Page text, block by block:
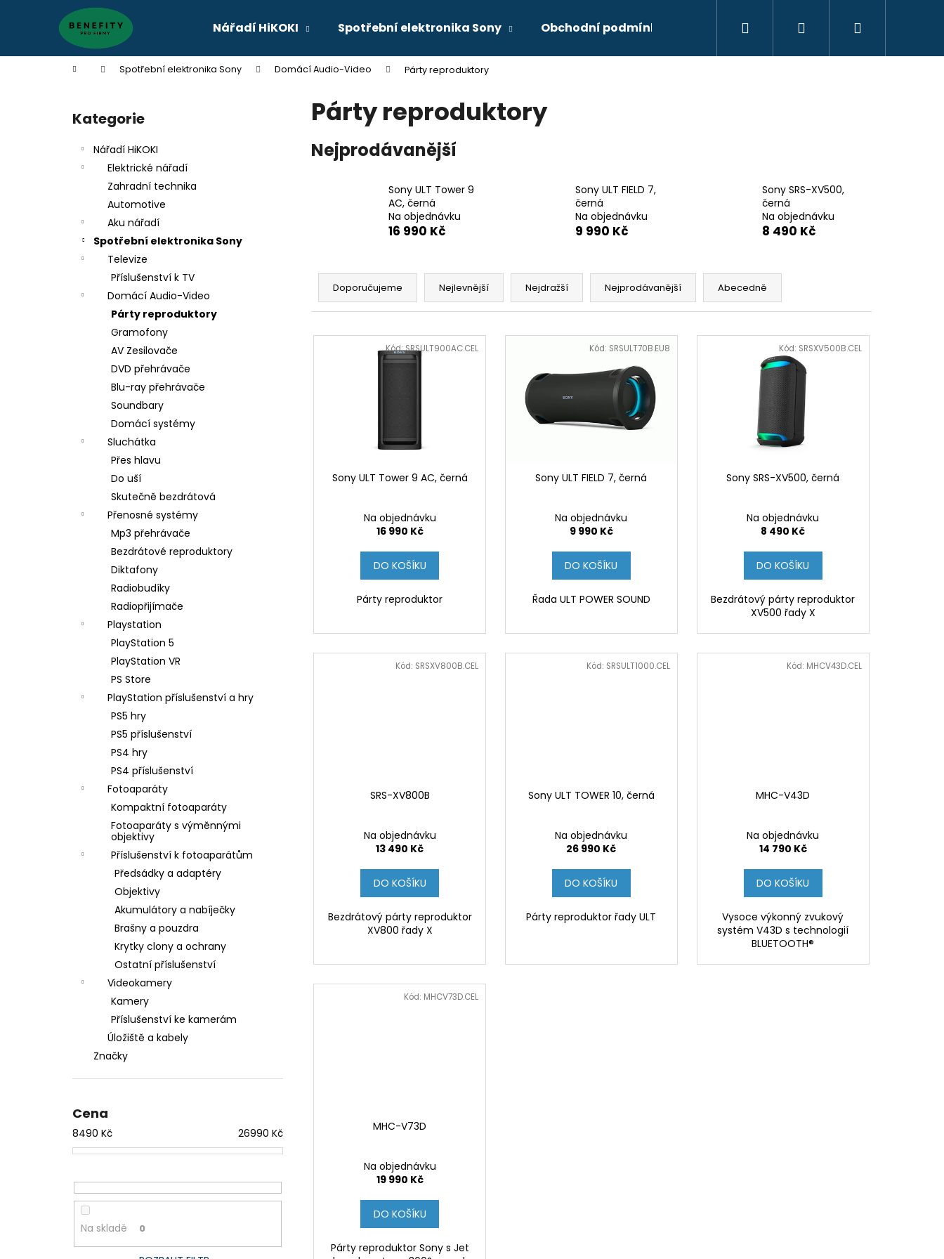
Nářadí HiKOKI Spotřební elektronika Sony Obchodní podmínky Moje objednávka Kontakty
Přihlášení
Domů Spotřební elektronika Sony Domácí Audio-Video Párty reproduktory
Přeskočit
kategorie
Kategorie
Nářadí HiKOKI
Elektrické nářadí
Zahradní technika
Automotive
Aku nářadí
Spotřební elektronika Sony
Televize
Příslušenství k TV
Domácí Audio-Video
Párty reproduktory
Gramofony
AV Zesilovače
DVD přehrávače
Blu-ray přehrávače
Soundbary
Domácí systémy
Sluchátka
Přes hlavu
Do uší
Skutečně bezdrátová
Přenosné systémy
Mp3 přehrávače
Bezdrátové reproduktory
Diktafony
Radiobudíky
Radiopřijímače
Playstation
PlayStation 5
PlayStation VR
PS Store
PlayStation příslušenství a hry
PS5 hry
PS5 příslušenství
PS4 hry
PS4 příslušenství
Fotoaparáty
Kompaktní fotoaparáty
Fotoaparáty s výměnnými
objektivy
Příslušenství k fotoaparátům
Předsádky a adaptéry
Objektivy
Akumulátory a nabíječky
Brašny a pouzdra
Krytky clony a ochrany
Ostatní příslušenství
Videokamery
Kamery
Příslušenství ke kamerám
Úložiště a kabely
Značky
Cena
8490 Kč 26990 Kč
Na skladě 0
Párty reproduktory
Nejprodávanější
Sony ULT Tower 9
AC, černá
Na objednávku
16 990 Kč
Sony ULT FIELD 7,
černá
Na objednávku
9 990 Kč
Sony SRS-XV500,
černá
Na objednávku
8 490 Kč
Ř
z
Doporučujeme Nejlevnější Nejdražší Nejprodávanější Abecedně
V
Sony ULT Tower 9 AC, černá
Na objednávku
16 990 Kč
DO KOŠÍKU
Párty reproduktor
Kód:SRSULT900AC.CEL
Sony ULT FIELD 7, černá
Na objednávku
9 990 Kč
DO KOŠÍKU
Řada ULT POWER SOUND
Kód: SRSULT70B.EU8
Sony SRS-XV500, černá
Na objednávku
8 490 Kč
DO KOŠÍKU
Bezdrátový párty reproduktor
XV500 řady X
Kód: SRSXV500B.CEL
SRS-XV800B
Na objednávku
13 490 Kč
DO KOŠÍKU
Bezdrátový párty reproduktor
XV800 řady X
Kód: SRSXV800B.CEL
Sony ULT TOWER 10, černá
Na objednávku
26 990 Kč
DO KOŠÍKU
Párty reproduktor řady ULT
Kód: SRSULT1000.CEL
MHC-V43D
Na objednávku
14 790 Kč
DO KOŠÍKU
Vysoce výkonný zvukový
systém V43D s technologií
BLUETOOTH®
Kód: MHCV43D.CEL
MHC-V73D
Na objednávku
19 990 Kč
DO KOŠÍKU
Párty reproduktor Sony s Jet
Kód: MHCV73D.CEL
í
Zpět
do
Zpět
do
Co potřebujete najít?
HLEDAT
Doporučujeme
BRAVIA 3 II (K75XR35M2PB.CEI)
34 999 Kč
28 999 Kč
22 999 Kč